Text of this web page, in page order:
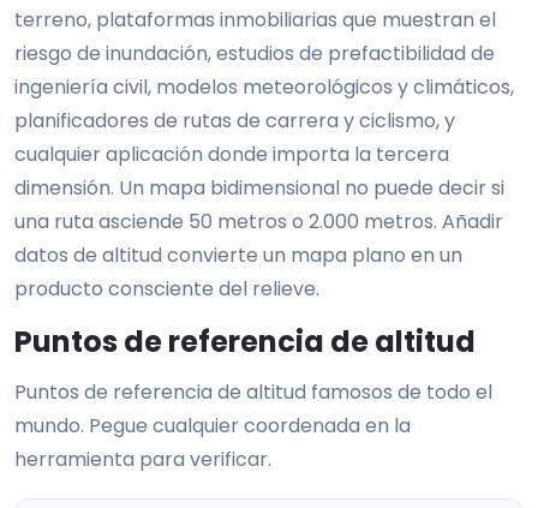
terreno, plataformas inmobiliarias que muestran el
riesgo de inundación, estudios de prefactibilidad de
ingeniería civil, modelos meteorológicos y climáticos,
planificadores de rutas de carrera y ciclismo, y
cualquier aplicación donde importa la tercera
dimensión. Un mapa bidimensional no puede decir si
una ruta asciende 50 metros o 2.000 metros. Añadir
datos de altitud convierte un mapa plano en un
producto consciente del relieve.
Puntos de referencia de altitud
Puntos de referencia de altitud famosos de todo el
mundo. Pegue cualquier coordenada en la
herramienta para verificar.